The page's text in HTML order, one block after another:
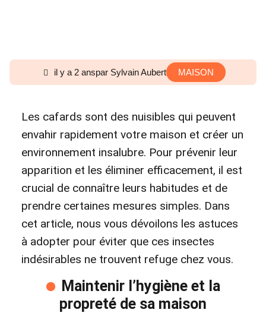
il y a 2 anspar Sylvain Aubert MAISON
Les cafards sont des nuisibles qui peuvent
envahir rapidement votre maison et créer un
environnement insalubre. Pour prévenir leur
apparition et les éliminer efficacement, il est
crucial de connaître leurs habitudes et de
prendre certaines mesures simples. Dans
cet article, nous vous dévoilons les astuces
à adopter pour éviter que ces insectes
indésirables ne trouvent refuge chez vous.
Maintenir l’hygiène et la
propreté de sa maison